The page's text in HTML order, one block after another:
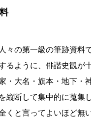
々の第一級の筆跡資料
るように、俳諧史観
・大名・旗本・地下・
縦断して集中的に蒐集
くと言ってよいほど無